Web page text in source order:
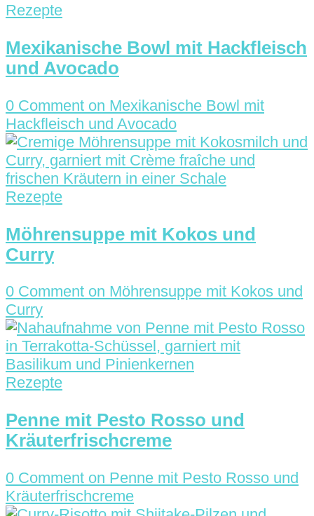
Rezepte
Mexikanische Bowl mit Hackfleisch
und Avocado
0 Comment on Mexikanische Bowl mit
Hackfleisch und Avocado
Rezepte
Möhrensuppe mit Kokos und
Curry
0 Comment on Möhrensuppe mit Kokos und
Curry
Rezepte
Penne mit Pesto Rosso und
Kräuterfrischcreme
0 Comment on Penne mit Pesto Rosso und
Kräuterfrischcreme